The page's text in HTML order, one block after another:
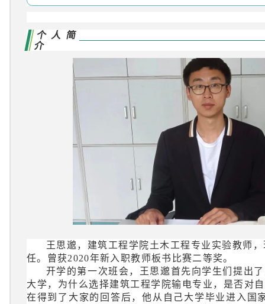
个人简
介
王思邈，建筑工程学院土木工程专业实验教师
任。曾获2020年新入职教师板书比赛二等奖。
开学的第一次班会，王思邈首先向学生们提出
大学，为什么选择建筑工程学院输电专业，是否对
在得到了大家的回答后，他从自己大学毕业进入国